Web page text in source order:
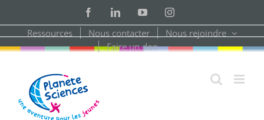
content
FacebookLinkedInYouTubeInstagram
Ressources Nous contacter
Nous rejoindre
Faire un don